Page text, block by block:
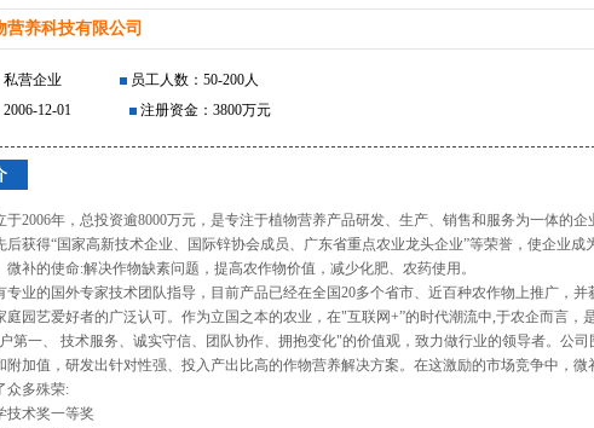
养科技有限公司
：私营企业
员工人数：50-200人
2006-12-01
注册资金：3800万元
于2006年，总投资逾8000万元，是专注于植物营养产品研发、生产、销售和服务为一体的企
后获得“国家高新技术企业、国际锌协会成员、广东省重点农业龙头企业”等荣誉，使企业成
微补的使命:解决作物缺素问题，提高农作物价值，减少化肥、农药使用。
专业的国外专家技术团队指导，目前产品已经在全国20多个省市、近百种农作物上推广，并
庭园艺爱好者的广泛认可。作为立国之本的农业，在"互联网+”的时代潮流中,于农企而言，
第一、 技术服务、诚实守信、团队协作、拥抱变化"的价值观，致力做行业的领导者。公司
附加值，研发出针对性强、投入产出比高的作物营养解决方案。在这激励的市场竞争中，微
众多殊荣:
术奖一等奖